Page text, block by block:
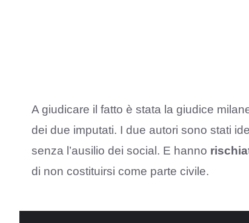
A giudicare il fatto è stata la giudice
dei due imputati. I due autori sono stati
senza l’ausilio dei social. E hanno
di non costituirsi come parte civile.